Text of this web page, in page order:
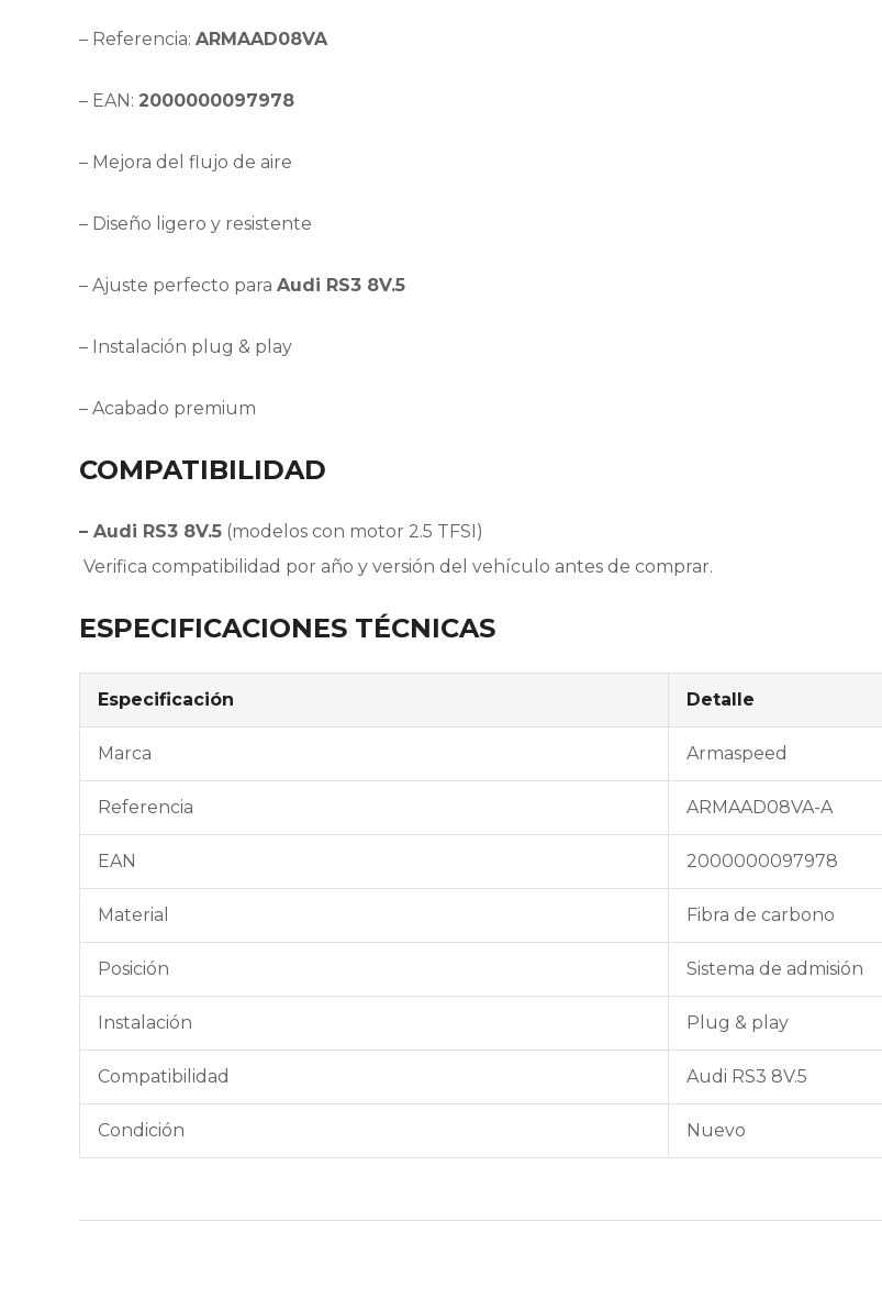
– Referencia: ARMAAD08VA
– EAN: 2000000097978
– Mejora del flujo de aire
– Diseño ligero y resistente
– Ajuste perfecto para Audi RS3 8V.5
– Instalación plug & play
– Acabado premium
COMPATIBILIDAD
– Audi RS3 8V.5 (modelos con motor 2.5 TFSI)
Verifica compatibilidad por año y versión del vehículo antes de comprar.
ESPECIFICACIONES TÉCNICAS
Especificación Detalle
Marca Armaspeed
Referencia ARMAAD08VA-A
EAN 2000000097978
Material Fibra de carbono
Posición Sistema de admisión
Instalación Plug & play
Compatibilidad Audi RS3 8V.5
Condición Nuevo